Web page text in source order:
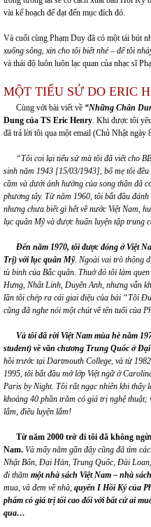
vài kế hoạch để đạt đến mục đích đó.
Và cuối cùng Phạm Duy đã có một tái bút
xuống sông, xin cho tôi biết nhé – để tôi
và thái độ luôn luôn lạc quan của nhạc sĩ
MỘT TIỂU SỬ DO ERIC
Cùng với bài viết về “Những Chân
Dung của TS Eric Henry. Khi được tôi
đã trả lời tôi qua một email (Chủ Nhật ngày
“Tôi coi lại tiểu sử mà tôi đã viết cho
sinh năm 1943 [15/03/1943], bố mẹ tôi
cầm và dưới ảnh hưởng của song thân đã
phương tây. Từ năm 1960, tôi bắt đầu
nhưng chưa biết gì hết về nước Việt Nam,
lục quân Mỹ và được huấn luyện tập trung
Đến năm 1970, tôi được đóng ở Việt
Trị) với lục quân Mỹ. Ngoài vai trò thông
tù binh của Bắc quân. Thuở đó tôi làm
Hưng, Nhất Linh, Duyên Anh, nhưng vẫn
lần tôi chép ra cái giai điệu của bài “Tôi
cũng đã nghe nói một chút về tên tuổi của
Và tôi đã rời Việt Nam mùa hè năm
student) về văn chương Trung Quốc ởĐ
hồi trước tại Dartmouth College, và từ
1995, tôi bắt đầu mở lớp Việt ngữ ở
Paris by Night. Tôi rất ngạc nhiên khi thấy
khoảng 40 phần trăm có giá trị nghệ
lắm, điêu luyện lắm!
Từ năm 2000 trở đi tôi đã không
Nam. Và mấy năm gần đây cũng đã tìm
Nhật Bổn, Đại Hàn, Trung Quốc, Đài Loan,
đi thăm một nhà sách Việt Nam – nhà
mua, và đem về nhà, quyển I Hồi Ký của
phẩm có giá trị tối cao đối với bất cứ ai
qua…